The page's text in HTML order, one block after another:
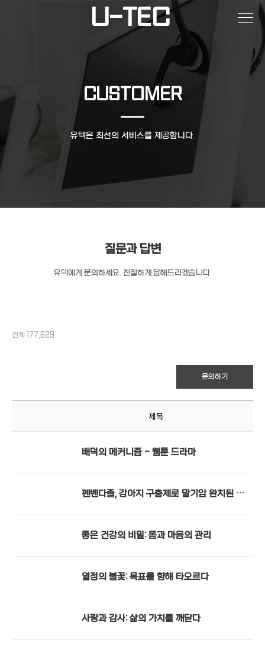
U-TEC
CUSTOMER
유텍은 최선의 서비스를 제공합니다.
질문과 답변
유텍에게 문의하세요. 친절하게 답해드리겠습니다.
전체 177,629
문의하기
제목
배덕의 메커니즘 - 웹툰 드라마
펜벤다졸, 강아지 구충제로 말기암 완치된 조
좋은 건강의 비밀: 몸과 마음의 관리
열정의 불꽃: 목표를 향해 타오르다
사랑과 감사: 삶의 가치를 깨닫다